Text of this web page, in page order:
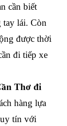
cần biết
tay lái. Còn
được thời
đi tiếp xe
Thơ đi
hàng lựa
tín với